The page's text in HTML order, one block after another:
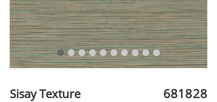
Sisay Texture 681828